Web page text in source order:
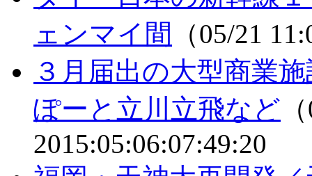
ェンマイ間
（05/21
３月届出の大型商業
ぽーと立川立飛など
2015:05:06:07:49:20